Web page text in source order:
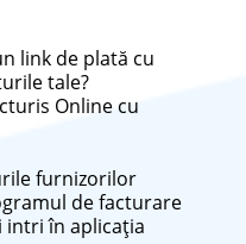
link de plată cu
tale?
Online cu
furnizorilor
de facturare
în aplicația